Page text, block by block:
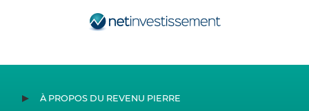
À PROPOS DU REVENU PIERRE